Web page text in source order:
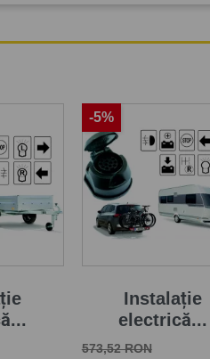
Instalație
electrică...
Pret de baza
573,52 RONPret
-5%